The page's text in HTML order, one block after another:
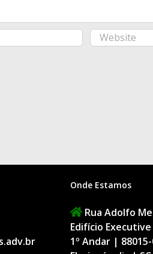
Onde Estamos
Rua Adolfo
Edifício
1º Andar |